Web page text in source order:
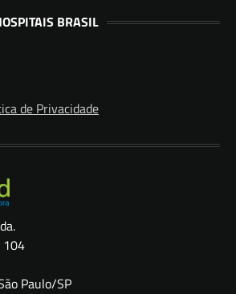
BRASIL
de Privacidade
104
Paulo/SP